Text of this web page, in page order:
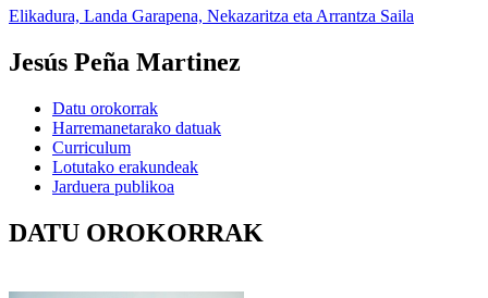
Elikadura, Landa Garapena, Nekazaritza eta Arrantza Saila
Jesús Peña Martinez
Datu orokorrak
Harremanetarako datuak
Curriculum
Lotutako erakundeak
Jarduera publikoa
DATU OROKORRAK